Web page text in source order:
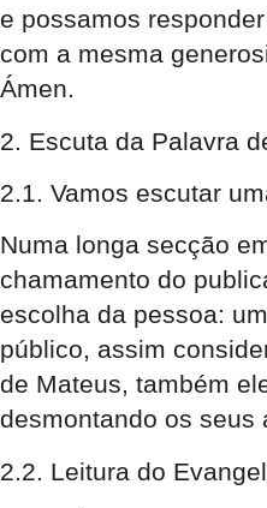
e possamos responder
com a mesma
Ámen.
2. Escuta da Palavra
2.1. Vamos escutar
Numa longa secção
chamamento do
escolha da pessoa:
público, assim
de Mateus, também
desmontando os seus
2.2. Leitura do